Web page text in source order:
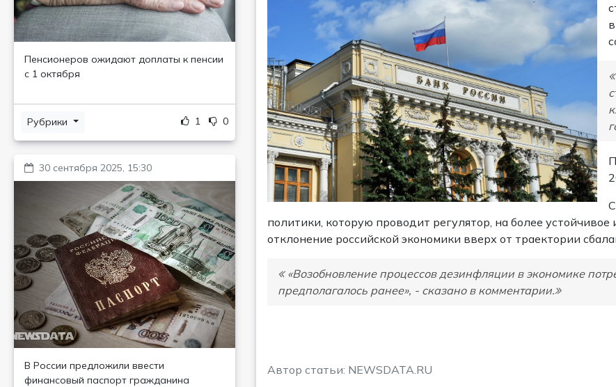
Пенсионеров ожидают доплаты к пенсии
с 1 октября
Рубрики 1 0
30 сентября 2025, 15:30
В России предложили ввести
финансовый паспорт гражданина
политики, которую проводит регулятор, на более
отклонение российской экономики вверх от траектории
«Возобновление процессов дезинфляции в экономике
предполагалось ранее», - сказано в комментарии.
Автор статьи: NEWSDATA.RU